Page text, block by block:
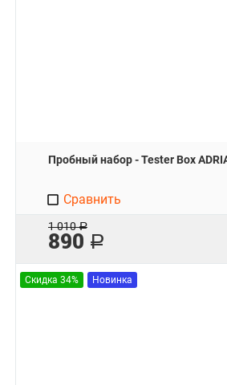
Пробный набор - Tester Box
1 010 Р
890 Р
Сравнить
Скидка 34% Новинка